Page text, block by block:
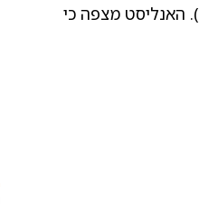
המובילים בתעשייה לבין אלו שנשארים מאחור בהתבסס על התקדמות בבינה מלאכותית (AI). האנליסט מצפה כי